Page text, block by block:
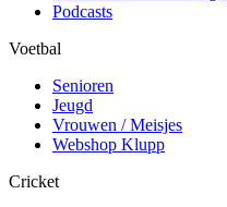
Podcasts
Voetbal
Senioren
Jeugd
Vrouwen / Meisjes
Webshop Klupp
Cricket